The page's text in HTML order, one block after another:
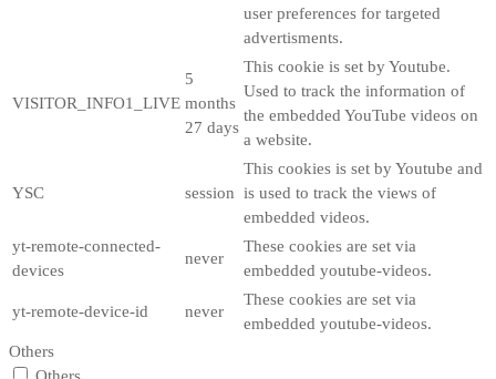
user preferences for targeted
advertisments.
VISITOR_INFO1_LIVE
5
months
27 days
This cookie is set by Youtube.
Used to track the information of
the embedded YouTube videos on
a website.
YSC session
This cookies is set by Youtube and
is used to track the views of
embedded videos.
yt-remote-connected-
devices
never
These cookies are set via
embedded youtube-videos.
yt-remote-device-id never
These cookies are set via
embedded youtube-videos.
Others